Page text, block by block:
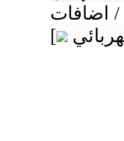
اضافات
[